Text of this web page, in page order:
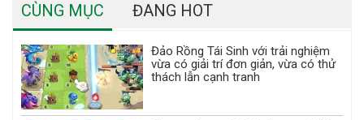
CÙNG MỤC ĐANG HOT
Đảo Rồng Tái Sinh với trải nghiệm
vừa có giải trí đơn giản, vừa có thử
thách lẫn cạnh tranh